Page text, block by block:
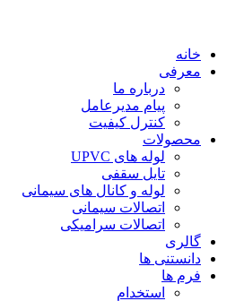
خانه
معرفی
درباره ما
پیام مدیرعامل
کنترل کیفیت
محصولات
لوله های UPVC
تایل سقفی
لوله و کانال های سیمانی
اتصالات سیمانی
اتصالات سرامیکی
گالری
دانستنی ها
فرم ها
استخدام